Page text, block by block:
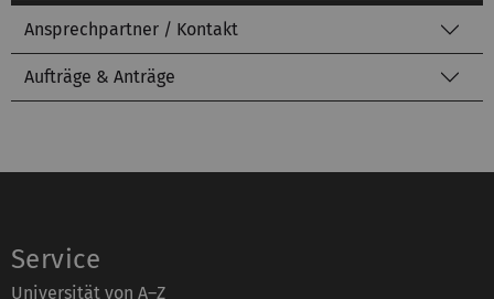
Ansprechpartner / Kontakt
Aufträge & Anträge
Service
Universität von A–Z